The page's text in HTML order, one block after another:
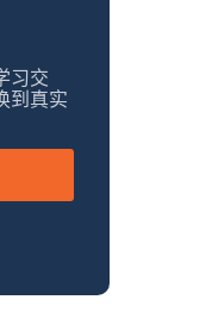
习交
到真实